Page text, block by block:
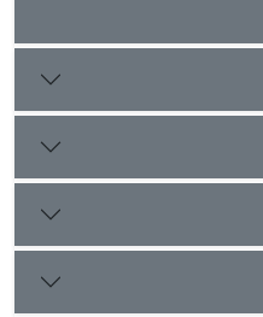
شده. نتایج پژوهش
در مدیریت آب از دورۀ
آغاز و در دورۀ ساسانی با
است. برخلاف انگارۀ
پس از فتوحات اسلامی،
اسلامی و تداوم بهره‌برداری
می‌گردد که نقش نخبگان
این زیرساخت‌ها را
بازنگری در الگوهای کلاسیک
حکومت‌ها و توجه به
نظام‌های آبی را گوشزد